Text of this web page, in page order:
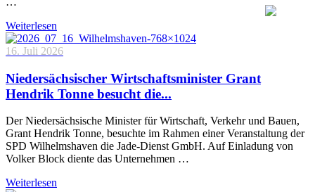
Weiterlesen
16. Juli 2026
Niedersächsischer Wirtschaftsminister Grant
Hendrik Tonne besucht die...
Der Niedersächsische Minister für Wirtschaft, Verkehr und Bauen,
Grant Hendrik Tonne, besuchte im Rahmen einer Veranstaltung der
SPD Wilhelmshaven die Jade-Dienst GmbH. Auf Einladung von
Volker Block diente das Unternehmen …
Weiterlesen